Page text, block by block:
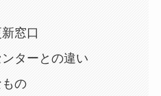
窓口
ターとの違い
の